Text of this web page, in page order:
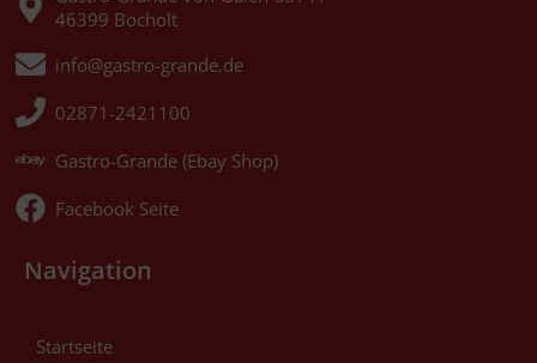
46399 Bocholt
info@gastro-grande.de
02871-2421100
Gastro-Grande (Ebay Shop)
Facebook Seite
Navigation
Startseite